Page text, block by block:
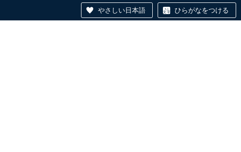
やさしい日本語 ひらがなをつける